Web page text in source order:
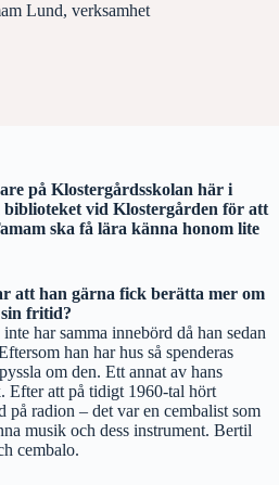
Lund, verksamhet
på Klostergårdsskolan här i
vid Klostergården för att
ska få lära känna honom lite
att han gärna fick berätta mer om
fritid?
har samma innebörd då han sedan
han har hus så spenderas
om den. Ett annat av hans
Efter att på tidigt 1960-tal hört
på radion – det var en cembalist som
musik och dess instrument. Bertil
cembalo.